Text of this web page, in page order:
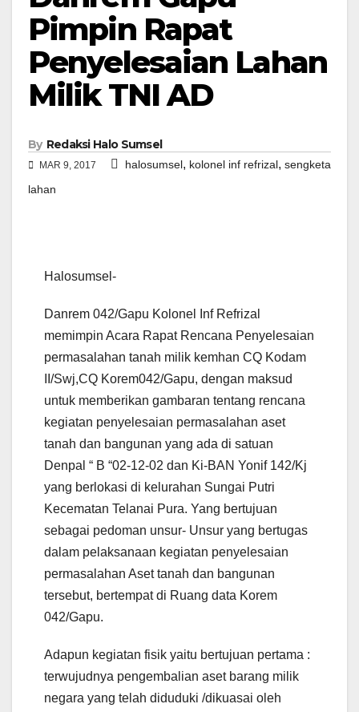
Pimpin Rapat
Penyelesaian Lahan
Milik TNI AD
By Redaksi Halo Sumsel
MAR 9, 2017 halosumsel, kolonel inf refrizal, sengketa
lahan
Halosumsel-
Danrem 042/Gapu Kolonel Inf Refrizal
memimpin Acara Rapat Rencana Penyelesaian
permasalahan tanah milik kemhan CQ Kodam
II/Swj,CQ Korem042/Gapu, dengan maksud
untuk memberikan gambaran tentang rencana
kegiatan penyelesaian permasalahan aset
tanah dan bangunan yang ada di satuan
Denpal “ B “02-12-02 dan Ki-BAN Yonif 142/Kj
yang berlokasi di kelurahan Sungai Putri
Kecematan Telanai Pura. Yang bertujuan
sebagai pedoman unsur- Unsur yang bertugas
dalam pelaksanaan kegiatan penyelesaian
permasalahan Aset tanah dan bangunan
tersebut, bertempat di Ruang data Korem
042/Gapu.
Adapun kegiatan fisik yaitu bertujuan pertama :
terwujudnya pengembalian aset barang milik
negara yang telah diduduki /dikuasai oleh